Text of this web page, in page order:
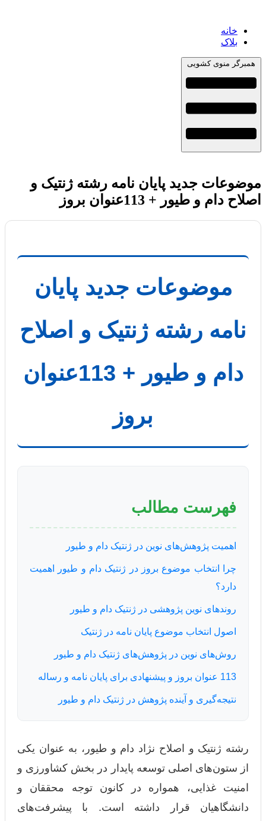
خانه
بلاک
همبرگر منوی کشویی
موضوعات جدید پایان نامه رشته ژنتیک و
اصلاح دام و طیور + 113عنوان بروز
موضوعات جدید پایان
نامه رشته ژنتیک و اصلاح
دام و طیور + 113عنوان
بروز
فهرست مطالب
اهمیت پژوهش‌های نوین در ژنتیک دام و طیور
چرا انتخاب موضوع بروز در ژنتیک دام و طیور اهمیت
دارد؟
روندهای نوین پژوهشی در ژنتیک دام و طیور
اصول انتخاب موضوع پایان نامه در ژنتیک
روش‌های نوین در پژوهش‌های ژنتیک دام و طیور
113 عنوان بروز و پیشنهادی برای پایان نامه و رساله
نتیجه‌گیری و آینده پژوهش در ژنتیک دام و طیور
رشته ژنتیک و اصلاح نژاد دام و طیور، به عنوان یکی
از ستون‌های اصلی توسعه پایدار در بخش کشاورزی و
امنیت غذایی، همواره در کانون توجه محققان و
دانشگاهیان قرار داشته است. با پیشرفت‌های